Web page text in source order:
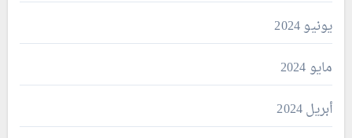
يونيو 2024
مايو 2024
أبريل 2024